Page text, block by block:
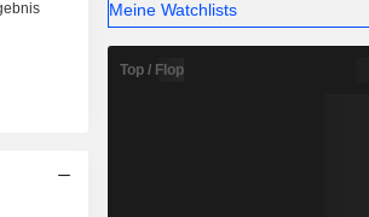
Meine Watchlists
Top / Flop